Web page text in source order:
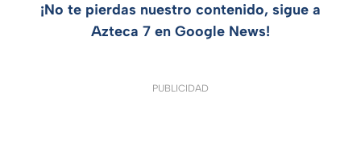
¡No te pierdas nuestro contenido, sigue a
Azteca 7 en Google News!
PUBLICIDAD